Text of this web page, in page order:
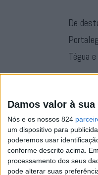
Damos valor à
Nós e os nossos 824
um dispositivo para
poderemos usar
conforme descrito acima.
processamento dos seus
pode alterar suas
De
Tégua